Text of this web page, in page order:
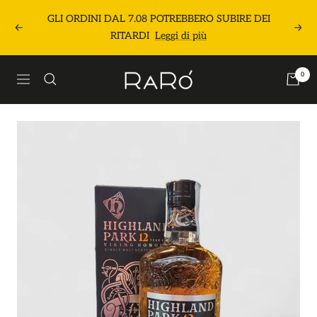
Precedente
GLI ORDINI DAL 7.08 POTREBBERO SUBIRE DEI
RITARDI Leggi di più
Navigazione
Raró
0